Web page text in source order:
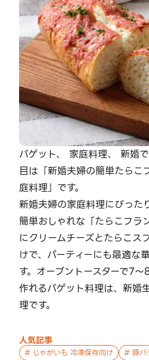
バゲット、 家庭料理、 新婚
目は「新婚夫婦の簡単たらこ
庭料理」です。
新婚夫婦の家庭料理にぴった
簡単おしゃれな「たらこフラ
にクリームチーズとたらこス
けで、パーティーにも最適な
す。オーブントースターで7
作れるバゲット料理は、新婚
理です。
人気記事
# じゃがいも 冷凍保存向け # 豚バ